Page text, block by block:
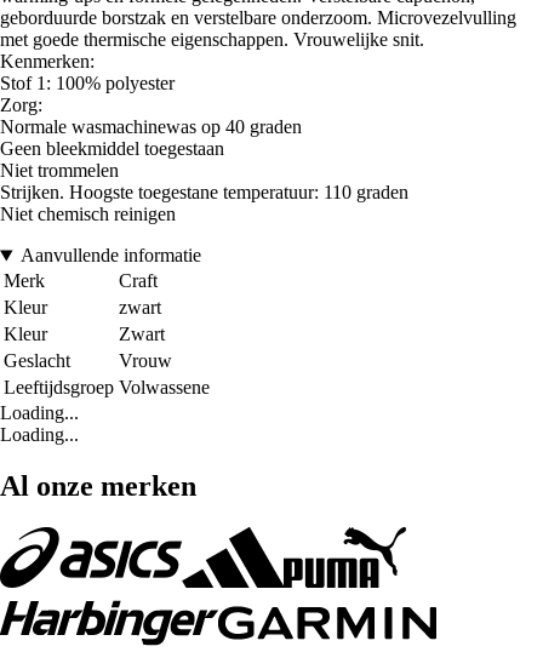
geborduurde borstzak en verstelbare onderzoom. Microvezelvulling
met goede thermische eigenschappen. Vrouwelijke snit.
Kenmerken:
Stof 1: 100% polyester
Zorg:
Normale wasmachinewas op 40 graden
Geen bleekmiddel toegestaan
Niet trommelen
Strijken. Hoogste toegestane temperatuur: 110 graden
Niet chemisch reinigen
Aanvullende informatie
Merk
Craft
Kleur
zwart
Kleur
Zwart
Geslacht
Vrouw
Leeftijdsgroep Volwassene
Loading...
Loading...
Al onze merken